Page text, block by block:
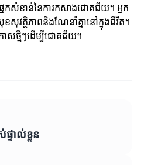
កសំខាន់នៃការកសាងជោគជ័យ។ អ្នក
សុវត្ថិភាពនិងណែនាំគ្នានៅក្នុងជីវិត។
សថ្មីៗដើម្បីជោគជ័យ។
ទាល់ខ្លួន